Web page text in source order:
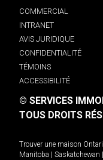
COMMERCIAL
INTRANET
AVIS JURIDIQUE
CONFIDENTIALITÉ
TÉMOINS
ACCESSIBILITÉ
© SERVICES
TOUS DROITS
Trouver une maison
Manitoba
Saskatchewan